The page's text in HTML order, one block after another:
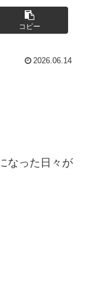
コピー
2026.06.14
なった日々が